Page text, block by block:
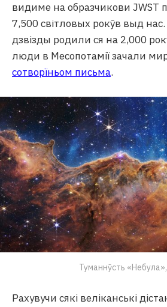
видиме на образчикови JWST
7,500 світловых рокӯв выд
дзвізды родили ся на 2,000
люди в Месопотамії зачали
сотворїньом письма.
Туманнӯсть
Рахувучи сякі веліканські